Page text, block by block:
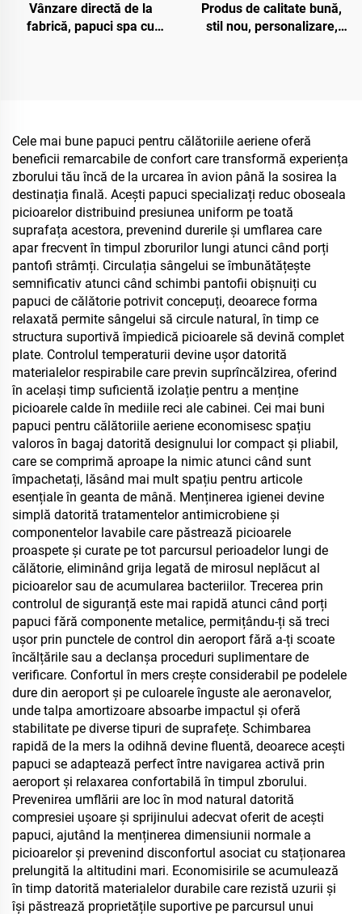
Vânzare directă de la
fabrică, papuci spa cu
Produs de calitate bună,
stil nou, personalizare,
Cele mai bune papuci pentru călătoriile aeriene oferă
beneficii remarcabile de confort care transformă experiența
zborului tău încă de la urcarea în avion până la sosirea la
destinația finală. Acești papuci specializați reduc oboseala
picioarelor distribuind presiunea uniform pe toată
suprafața acestora, prevenind durerile și umflarea care
apar frecvent în timpul zborurilor lungi atunci când porți
pantofi strâmți. Circulația sângelui se îmbunătățește
semnificativ atunci când schimbi pantofii obișnuiți cu
papuci de călătorie potrivit concepuți, deoarece forma
relaxată permite sângelui să circule natural, în timp ce
structura suportivă împiedică picioarele să devină complet
plate. Controlul temperaturii devine ușor datorită
materialelor respirabile care previn suprîncălzirea, oferind
în același timp suficientă izolație pentru a menține
picioarele calde în mediile reci ale cabinei. Cei mai buni
papuci pentru călătoriile aeriene economisesc spațiu
valoros în bagaj datorită designului lor compact și pliabil,
care se comprimă aproape la nimic atunci când sunt
împachetați, lăsând mai mult spațiu pentru articole
esențiale în geanta de mână. Menținerea igienei devine
simplă datorită tratamentelor antimicrobiene și
componentelor lavabile care păstrează picioarele
proaspete și curate pe tot parcursul perioadelor lungi de
călătorie, eliminând grija legată de mirosul neplăcut al
picioarelor sau de acumularea bacteriilor. Trecerea prin
controlul de siguranță este mai rapidă atunci când porți
papuci fără componente metalice, permițându-ți să treci
ușor prin punctele de control din aeroport fără a-ți scoate
încălțările sau a declanșa proceduri suplimentare de
verificare. Confortul în mers crește considerabil pe podelele
dure din aeroport și pe culoarele înguste ale aeronavelor,
unde talpa amortizoare absoarbe impactul și oferă
stabilitate pe diverse tipuri de suprafețe. Schimbarea
rapidă de la mers la odihnă devine fluentă, deoarece acești
papuci se adaptează perfect între navigarea activă prin
aeroport și relaxarea confortabilă în timpul zborului.
Prevenirea umflării are loc în mod natural datorită
compresiei ușoare și sprijinului adecvat oferit de acești
papuci, ajutând la menținerea dimensiunii normale a
picioarelor și prevenind disconfortul asociat cu staționarea
prelungită la altitudini mari. Economisirile se acumulează
în timp datorită materialelor durabile care rezistă uzurii și
își păstrează proprietățile suportive pe parcursul unui